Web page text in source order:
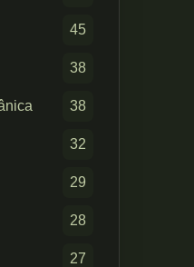
45
38
38
32
29
28
27